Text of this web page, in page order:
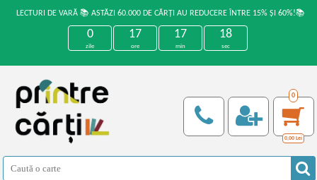
LECTURI DE VARĂ 📚 ASTĂZI 60.000 DE CĂRȚI AU REDUCERE ÎNTRE 15% ȘI 60%!📚
0
zile
17
ore
17
min
18
sec
0
0,00 Lei